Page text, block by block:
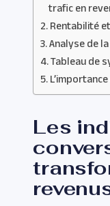
trafic en
Rentabilité et
Analyse de
Tableau de
Les